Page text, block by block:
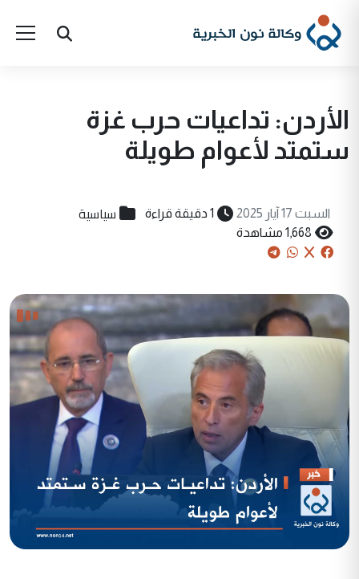
الأردن: تداعيات حرب غزة
ستمتد لأعوام طويلة
السبت 17 آيار 2025 1 دقيقة قراءة سياسية
1,668 مشاهدة